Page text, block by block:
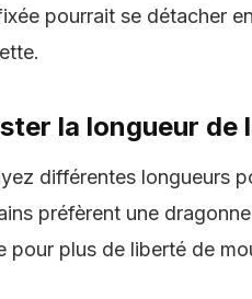
pourrait se détacher
la longueur de
différentes longueurs
préfèrent une
pour plus de liberté de